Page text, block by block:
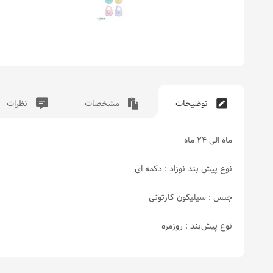
توضیحات مشخصات نظرات
ماه الی 24 ماه
نوع پیش بند نوزاد : دکمه ای
جنس : سیلیکون کارتونی
نوع پیش‌بند : روزمره